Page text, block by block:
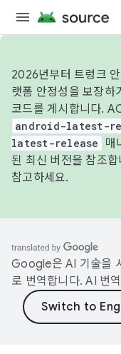
2026년부터 트렁크
랫폼 안정성을 보장하
코드를 게시합니다.
android-latest-
latest-release
매
된 최신 버전을 참조
참고하세요.
Google은 AI 기술을
로 번역합니다. AI 번